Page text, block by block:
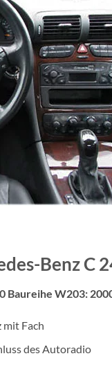
Benz C
Baureihe W203:
mit Fach
des Autoradio